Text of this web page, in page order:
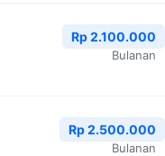
Rp 2.100.000
Bulanan
Rp 2.500.000
Bulanan